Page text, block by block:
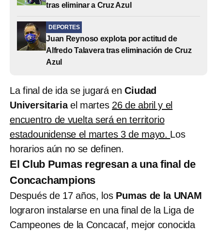
tras eliminar a Cruz Azul
DEPORTES
Juan Reynoso explota por actitud de
Alfredo Talavera tras eliminación de Cruz
Azul
La final de ida se jugará en Ciudad
Universitariael martes 26 de abril y el
encuentro de vuelta será en territorio
estadounidense el martes 3 de mayo. Los
horarios aún no se definen.
El Club Pumas regresan a una final de
Concachampions
Después de 17 años, los Pumas de la UNAM
lograron instalarse en una final de la Liga de
Campeones de la Concacaf, mejor conocida